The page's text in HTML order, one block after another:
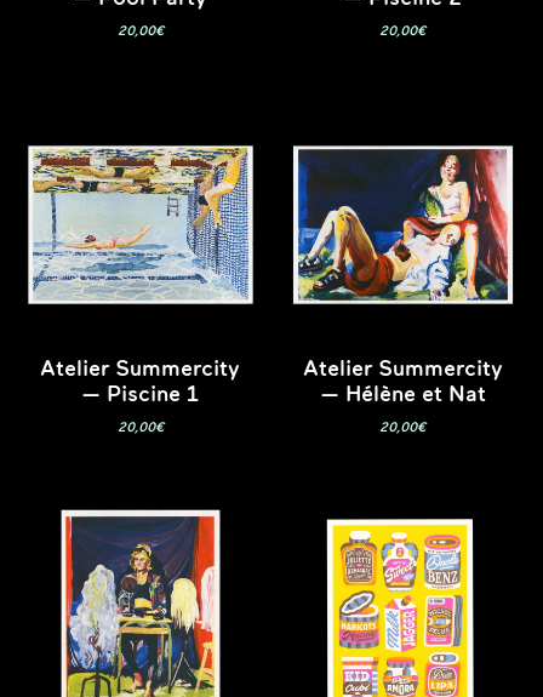
20,00€ 20,00€
Atelier Summercity
— Piscine 1
20,00€
Atelier Summercity
— Hélène et Nat
20,00€